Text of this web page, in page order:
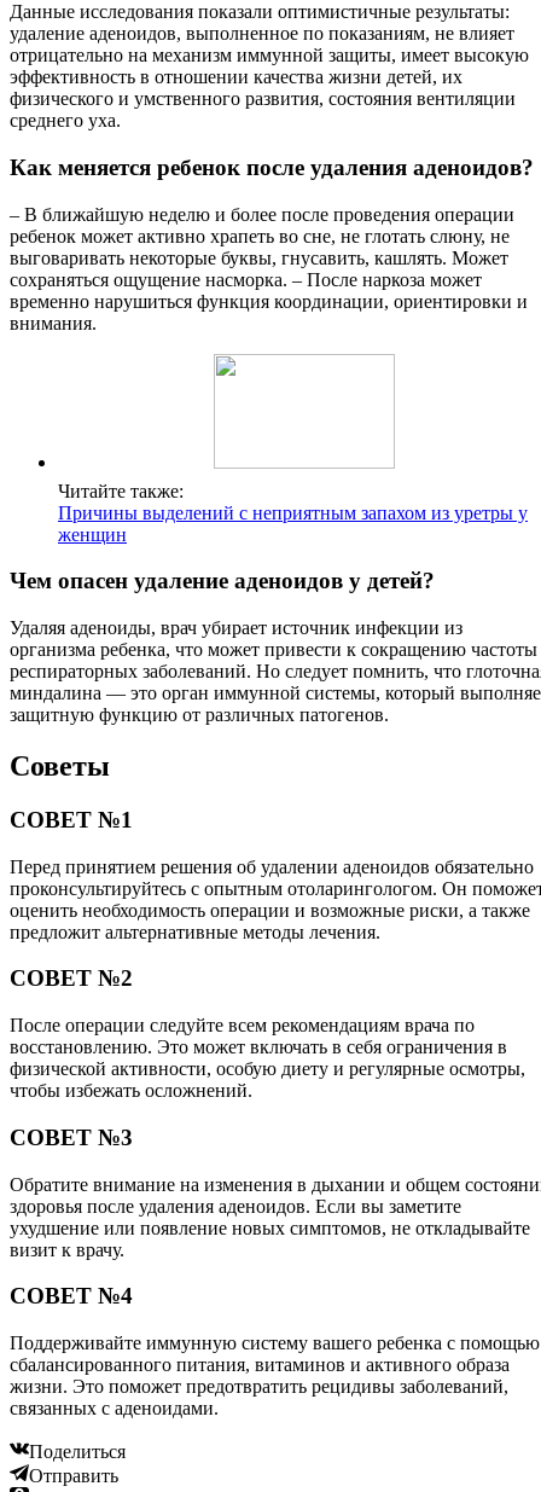
Данные исследования показали оптимистичные результаты:
удаление аденоидов, выполненное по показаниям, не влияет
отрицательно на механизм иммунной защиты, имеет высокую
эффективность в отношении качества жизни детей, их
физического и умственного развития, состояния вентиляции
среднего уха.
Как меняется ребенок после удаления аденоидов?
– В ближайшую неделю и более после проведения операции
ребенок может активно храпеть во сне, не глотать слюну, не
выговаривать некоторые буквы, гнусавить, кашлять. Может
сохраняться ощущение насморка. – После наркоза может
временно нарушиться функция координации, ориентировки и
внимания.
Читайте также:
Причины выделений с неприятным запахом из уретры у
женщин
Чем опасен удаление аденоидов у детей?
Удаляя аденоиды, врач убирает источник инфекции из
организма ребенка, что может привести к сокращению частоты
респираторных заболеваний. Но следует помнить, что
миндалина — это орган иммунной системы, который
защитную функцию от различных патогенов.
Советы
СОВЕТ №1
Перед принятием решения об удалении аденоидов обязательно
проконсультируйтесь с опытным отоларингологом. Он
оценить необходимость операции и возможные риски, а также
предложит альтернативные методы лечения.
СОВЕТ №2
После операции следуйте всем рекомендациям врача по
восстановлению. Это может включать в себя ограничения в
физической активности, особую диету и регулярные осмотры,
чтобы избежать осложнений.
СОВЕТ №3
Обратите внимание на изменения в дыхании и общем
здоровья после удаления аденоидов. Если вы заметите
ухудшение или появление новых симптомов, не откладывайте
визит к врачу.
СОВЕТ №4
Поддерживайте иммунную систему вашего ребенка с помощью
сбалансированного питания, витаминов и активного образа
жизни. Это поможет предотвратить рецидивы заболеваний,
связанных с аденоидами.
Поделиться
Отправить